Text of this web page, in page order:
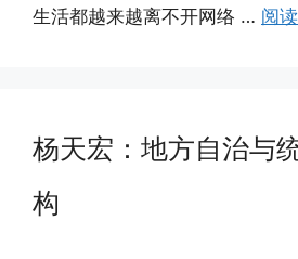
生活都越来越离不开网络 … 阅
杨天宏：地方自治与
构